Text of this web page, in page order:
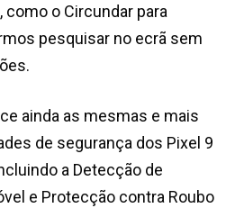
como o Circundar para
pesquisar no ecrã sem
ainda as mesmas e mais
de segurança dos Pixel 9
a Detecção de
e Protecção contra Roubo